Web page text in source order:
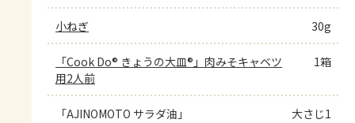
小ねぎ 30g
「Cook Do® きょうの大皿®」肉みそキャベツ
用2人前
1箱
「AJINOMOTO サラダ油」 大さじ1